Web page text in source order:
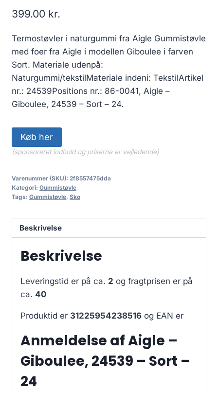
399.00 kr.
Termostøvler i naturgummi fra Aigle Gummistøvle
med foer fra Aigle i modellen Giboulee i farven
Sort. Materiale udenpå:
Naturgummi/tekstilMateriale indeni: TekstilArtikel
nr.: 24539Positions nr.: 86-0041, Aigle –
Giboulee, 24539 – Sort – 24.
Køb her
(sponsoreret indhold og priserne er vejledende)
Varenummer (SKU): 2f8557475dda
Kategori: Gummistøvle
Tags: Gummistøvle, Sko
Beskrivelse
Beskrivelse
Leveringstid er på ca. 2 og fragtprisen er på
ca. 40
Produktid er 31225954238516 og EAN er
Anmeldelse af Aigle –
Giboulee, 24539 – Sort –
24